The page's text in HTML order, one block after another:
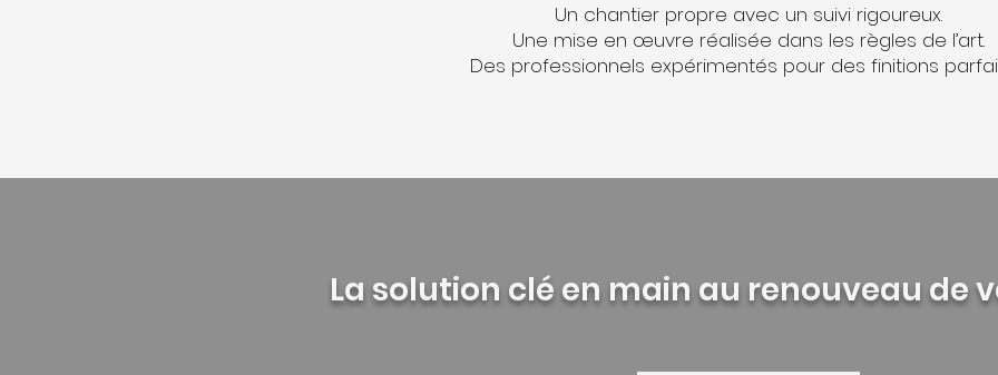
Un chantier propre avec un suivi rigoureux.
Une mise en œuvre réalisée dans les règles de l’art.
Des professionnels expérimentés pour des finitions
La solution clé en main au renouveau de